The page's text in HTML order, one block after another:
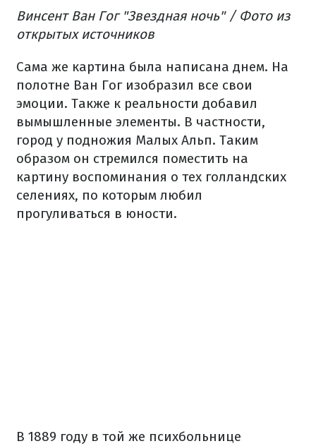
Винсент Ван Гог "Звездная ночь" / Фото из
открытых источников
Сама же картина была написана днем. На
полотне Ван Гог изобразил все свои
эмоции. Также к реальности добавил
вымышленные элементы. В частности,
город у подножия Малых Альп. Таким
образом он стремился поместить на
картину воспоминания о тех голландских
селениях, по которым любил
прогуливаться в юности.
В 1889 году в той же психбольнице